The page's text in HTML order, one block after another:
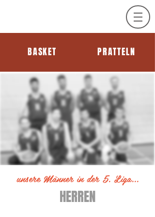
PRATTELN
BASKET
unsere Männer in der 5. Liga...
HERREN